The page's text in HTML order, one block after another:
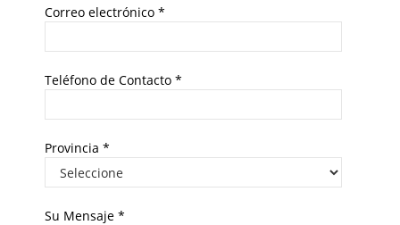
Correo electrónico *
Teléfono de Contacto *
Provincia *
Su Mensaje *